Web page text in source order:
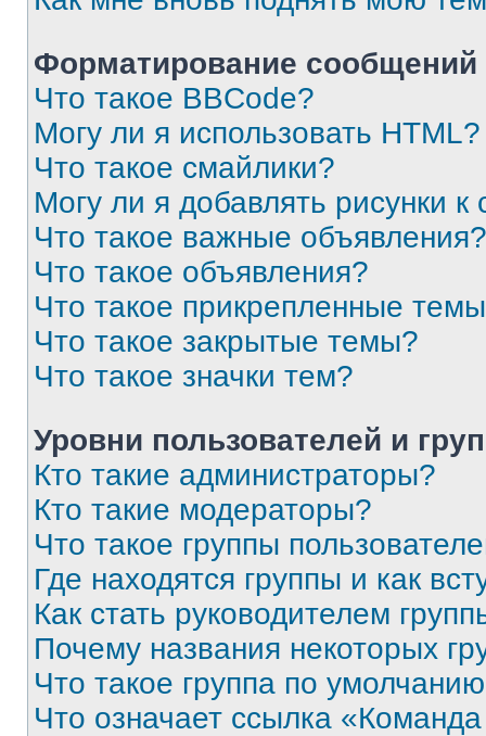
Форматирование
Что такое BBCode?
Могу ли я использовать HTML?
Что такое смайлики?
Могу ли я добавлять рисунки
Что такое важные объявления?
Что такое объявления?
Что такое прикрепленные
Что такое закрытые темы?
Что такое значки тем?
Уровни пользователей и
Кто такие администраторы?
Кто такие модераторы?
Что такое группы
Где находятся группы и как
Как стать руководителем
Почему названия некоторых
Что такое группа по
Что означает ссылка